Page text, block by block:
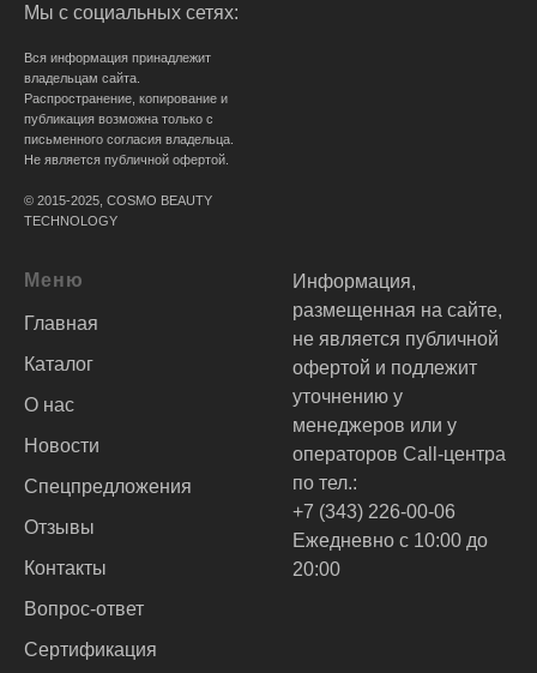
Мы с социальных сетях:
Вся информация принадлежит
владельцам сайта.
Распространение, копирование и
публикация возможна только с
письменного согласия владельца.
Не является публичной офертой.
© 2015-2025, COSMO BEAUTY
TECHNOLOGY
Меню
Главная
Каталог
О нас
Новости
Спецпредложения
Отзывы
Контакты
Вопрос-ответ
Сертификация
Информация,
размещенная на сайте,
не является публичной
офертой и подлежит
уточнению у
менеджеров или у
операторов Call-центра
по тел.:
+7 (343) 226-00-06
Ежедневно с 10:00 до
20:00